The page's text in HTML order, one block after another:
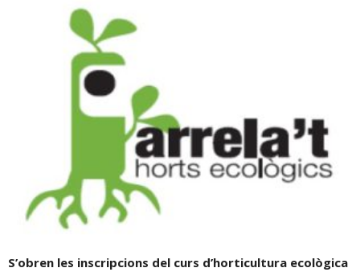
S’obren les inscripcions del curs d’horticultura ecològica